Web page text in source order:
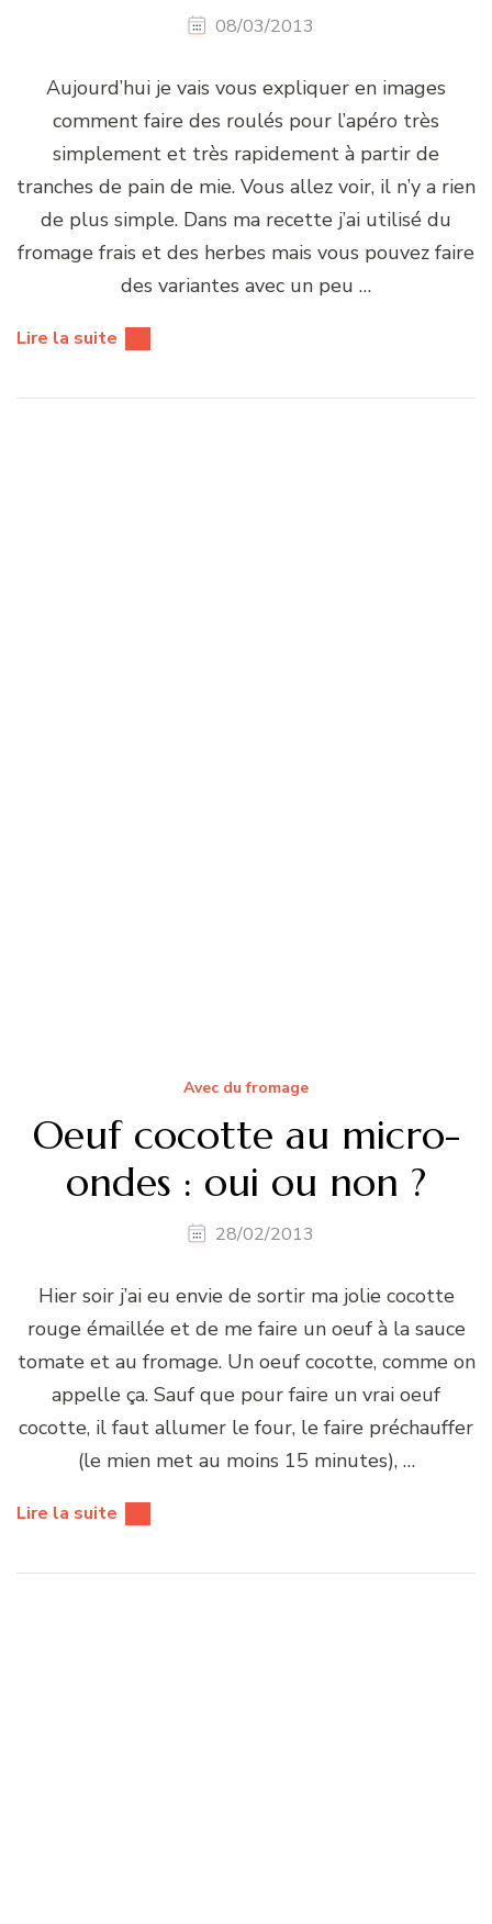
08/03/2013
Aujourd’hui je vais vous expliquer en images
comment faire des roulés pour l’apéro très
simplement et très rapidement à partir de
tranches de pain de mie. Vous allez voir, il n’y a rien
de plus simple. Dans ma recette j’ai utilisé du
fromage frais et des herbes mais vous pouvez faire
des variantes avec un peu …
Lire la suite
Avec du fromage
Omelette à la mâche et
au fromâche :)
07/05/2014
Je suis une privilégiée. Pas autant que Soma qui
nous explique pourquoi c’est une chance pour elle
d’être une expatriée, mais je suis tout de même
une sacrée privilégiée ! Chaque 15 jours, avec mon
des produits supplémentaires. Dans cette liste il y